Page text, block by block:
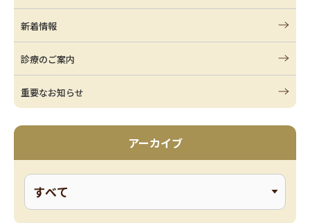
新着情報
診療のご案内
重要なお知らせ
アーカイブ